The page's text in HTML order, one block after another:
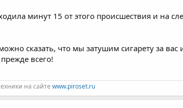
минут 15 от этого происшествия и на
сказать, что мы затушим сигарету за
всего!
на сайте www.piroset.ru